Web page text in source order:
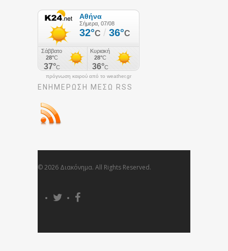
πρόγνωση καιρού από το weather.gr
ΕΝΗΜΈΡΩΣΉ ΜΕΣΩ RSS
© 2026 Διακόνημα. All Rights Reserved.